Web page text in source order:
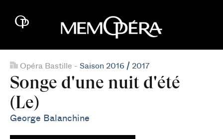
Opéra Bastille - Saison 2016 / 2017
Songe d'une nuit d'été
(Le)
George Balanchine